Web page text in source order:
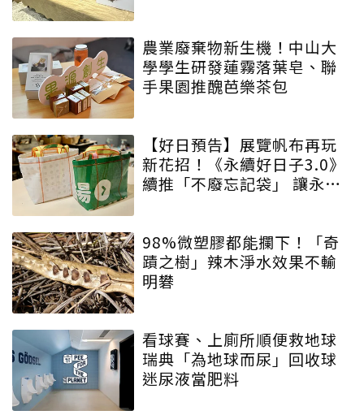
農業廢棄物新生機！中山大
學學生研發蓮霧落葉皂、聯
手果園推醜芭樂茶包
【好日預告】展覽帆布再玩
新花招！《永續好日子3.0》
續推「不廢忘記袋」 讓永續
98%微塑膠都能攔下！「奇
蹟之樹」辣木淨水效果不輸
明礬
看球賽、上廁所順便救地球
瑞典「為地球而尿」回收球
迷尿液當肥料